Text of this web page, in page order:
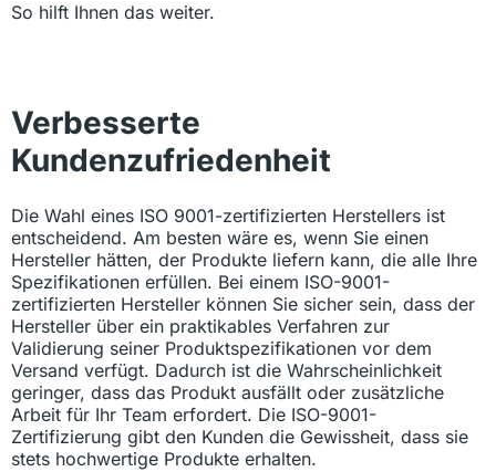
So hilft Ihnen das weiter.
Verbesserte
Kundenzufriedenheit
Die Wahl eines ISO 9001-zertifizierten Herstellers ist
entscheidend. Am besten wäre es, wenn Sie einen
Hersteller hätten, der Produkte liefern kann, die alle Ihre
Spezifikationen erfüllen. Bei einem ISO-9001-
zertifizierten Hersteller können Sie sicher sein, dass der
Hersteller über ein praktikables Verfahren zur
Validierung seiner Produktspezifikationen vor dem
Versand verfügt. Dadurch ist die Wahrscheinlichkeit
geringer, dass das Produkt ausfällt oder zusätzliche
Arbeit für Ihr Team erfordert. Die ISO-9001-
Zertifizierung gibt den Kunden die Gewissheit, dass sie
stets hochwertige Produkte erhalten.